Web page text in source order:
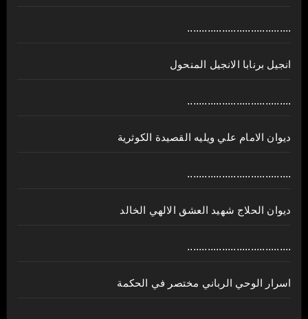
....................................
انجيل برنابا الانجيل المنحول
....................................
ديوان الامام علي ويليه القصيدة الكوثرية
....................................
ديوان الحلاج شهيد العشق الالهي الخالد
....................................
اسرار الوحي الرباني مختصر في الحكمة